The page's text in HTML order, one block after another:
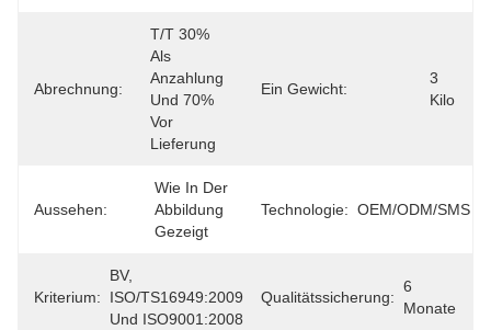
Abrechnung:
T/T 30%
Als
Anzahlung
Und 70%
Vor
Lieferung
Ein Gewicht:
3
Kilo
Aussehen:
Wie In Der
Abbildung
Gezeigt
Technologie: OEM/ODM/SMS
Kriterium:
BV,
ISO/TS16949:2009
Und ISO9001:2008
Qualitätssicherung:
6
Monate